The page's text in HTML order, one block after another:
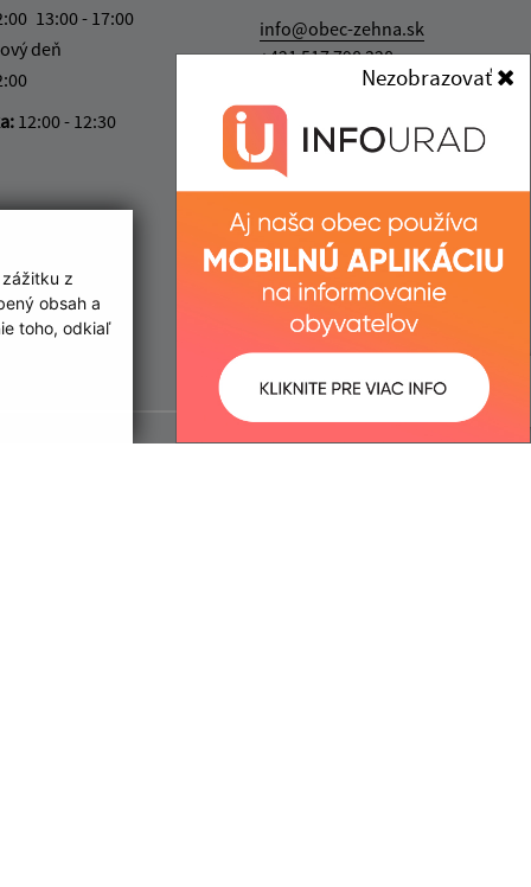
z
obsah a
toho, odkiaľ
Nezobrazovať
13:00 - 17:00
deň
12:00 - 12:30
info@obec-zehna.sk
+421 517 798 328
IČO: 00328057